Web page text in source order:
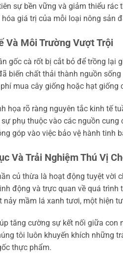
sự bền vững và giảm thiểu
giá trị của mỗi loại nông sản
Và Môi Trường Vượt Trội
gốc cà rốt bị cắt bỏ để trồng lại
biến chất thải thành nguồn
mua cây giống hoặc hạt
họa rõ ràng nguyên tắc kinh tế
phụ thuộc vào các nguồn cung
góp vào việc bảo vệ hành tinh
Và Trải Nghiệm Thú Vị
củ thừa là hoạt động tuyệt vời
động và trực quan về quá
nảy mầm lá xanh tươi, một hiện
tăng cường sự kết nối giữa
tôi luôn khuyến khích những
thực phẩm.